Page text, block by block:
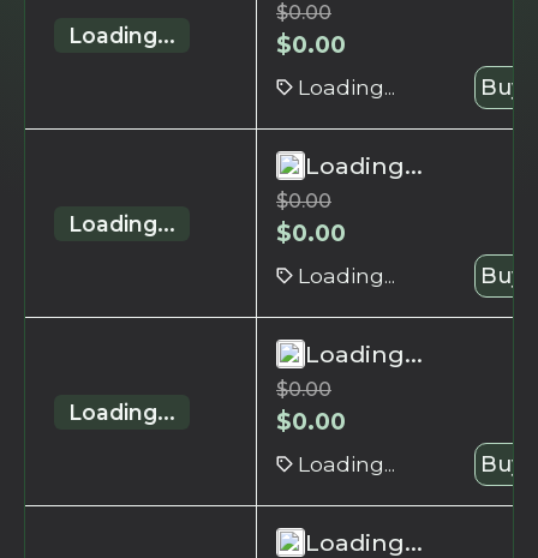
Loading...
$0.00
$0.00
Loading... Buy
Loading...
Loading...
$0.00
$0.00
Loading... Buy
Loading...
Loading...
$0.00
$0.00
Loading... Buy
Loading...